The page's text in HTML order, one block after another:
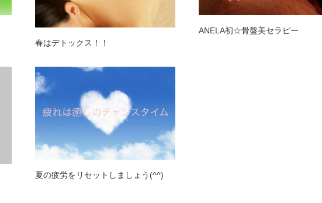
春はデトックス！！
ANELA初☆骨盤美セラピー
夏の疲労をリセットしましょう(^^)